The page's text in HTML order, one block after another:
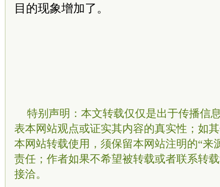
目的现象增加了。
特别声明：本文转载仅仅是出于传播信
表本网站观点或证实其内容的真实性；如
本网站转载使用，须保留本网站注明的“来
责任；作者如果不希望被转载或者联系转
接洽。